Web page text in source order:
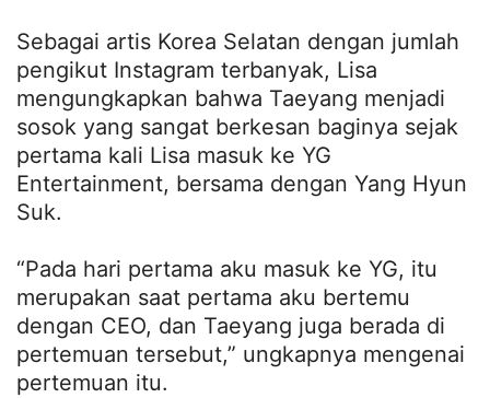
Sebagai artis Korea Selatan dengan jumlah
pengikut Instagram terbanyak, Lisa
mengungkapkan bahwa Taeyang menjadi
sosok yang sangat berkesan baginya sejak
pertama kali Lisa masuk ke YG
Entertainment, bersama dengan Yang Hyun
Suk.
“Pada hari pertama aku masuk ke YG, itu
merupakan saat pertama aku bertemu
dengan CEO, dan Taeyang juga berada di
pertemuan tersebut,” ungkapnya mengenai
pertemuan itu.